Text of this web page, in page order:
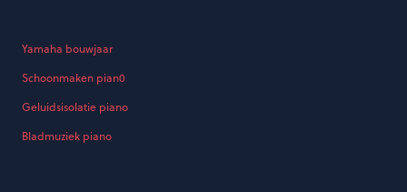
Yamaha bouwjaar
Schoonmaken pian0
Geluidsisolatie piano
Bladmuziek piano